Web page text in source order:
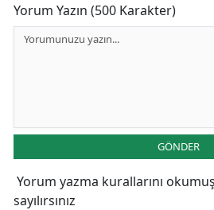
Yorum Yazın (500 Karakter)
GÖNDER
Yorum yazma kurallarını
sayılırsınız